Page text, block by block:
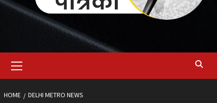
Menu
HOME DELHI METRO NEWS